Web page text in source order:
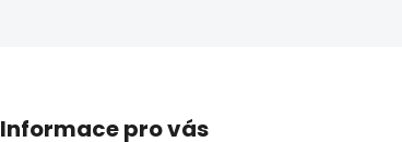
Informace pro vás